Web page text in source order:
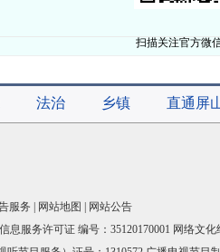
扫描关注官方微
法治 乡镇 直通屏
服务 网站地图
网站公告
息服务许可证 编号：35120170001 网络文